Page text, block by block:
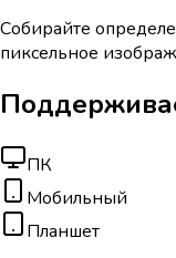
Собирайте
пиксельное
ПК
Мобильный
Планшет